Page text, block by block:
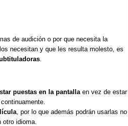
de audición o por que necesita la
necesitan y que les resulta molesto, es
.
puestas en la pantalla en vez de estar
, por lo que además podrán usarlas no
idioma.